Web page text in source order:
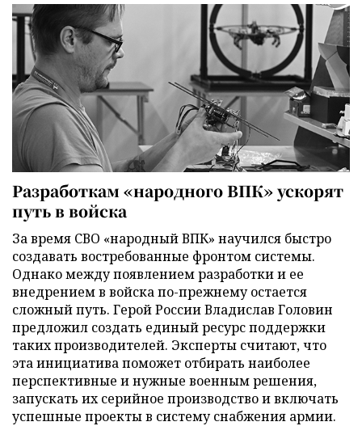
Разработкам «народного ВПК» ускорят
путь в войска
За время СВО «народный ВПК» научился быстро
создавать востребованные фронтом системы.
Однако между появлением разработки и ее
внедрением в войска по-прежнему остается
сложный путь. Герой России Владислав Головин
предложил создать единый ресурс поддержки
таких производителей. Эксперты считают, что
эта инициатива поможет отбирать наиболее
перспективные и нужные военным решения,
запускать их серийное производство и включать
успешные проекты в систему снабжения армии.